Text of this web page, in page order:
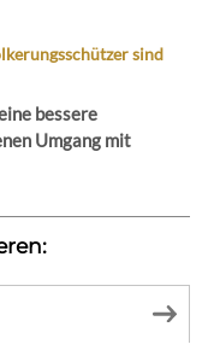
sind
bessere
Umgang mit